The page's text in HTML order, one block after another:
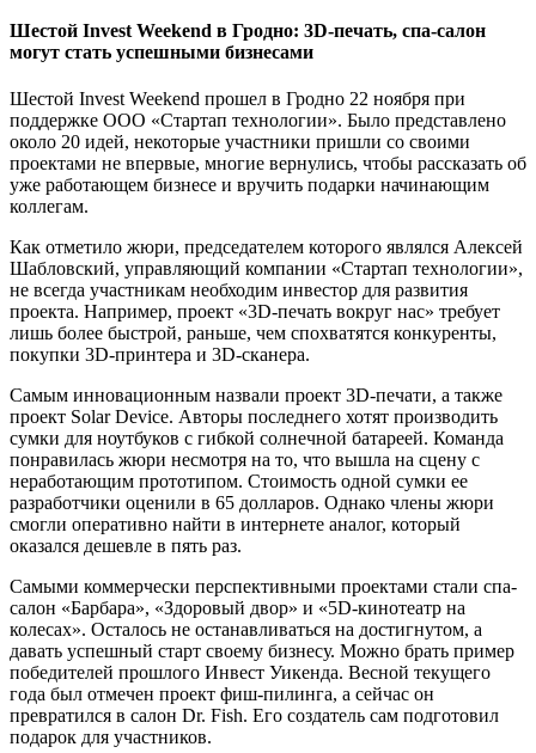
Шестой Invest Weekend в Гродно: 3D-печать, спа-салон
могут стать успешными бизнесами
Шестой Invest Weekend прошел в Гродно 22 ноября при
поддержке ООО «Стартап технологии». Было представлено
около 20 идей, некоторые участники пришли со своими
проектами не впервые, многие вернулись, чтобы рассказать об
уже работающем бизнесе и вручить подарки начинающим
коллегам.
Как отметило жюри, председателем которого являлся Алексей
Шабловский, управляющий компании «Стартап технологии»,
не всегда участникам необходим инвестор для развития
проекта. Например, проект «3D-печать вокруг нас» требует
лишь более быстрой, раньше, чем спохватятся конкуренты,
покупки 3D-принтера и 3D-сканера.
Самым инновационным назвали проект 3D-печати, а также
проект Solar Device. Авторы последнего хотят производить
сумки для ноутбуков с гибкой солнечной батареей. Команда
понравилась жюри несмотря на то, что вышла на сцену с
неработающим прототипом. Стоимость одной сумки ее
разработчики оценили в 65 долларов. Однако члены жюри
смогли оперативно найти в интернете аналог, который
оказался дешевле в пять раз.
Самыми коммерчески перспективными проектами стали спа-
салон «Барбара», «Здоровый двор» и «5D-кинотеатр на
колесах». Осталось не останавливаться на достигнутом, а
давать успешный старт своему бизнесу. Можно брать пример
победителей прошлого Инвест Уикенда. Весной текущего
года был отмечен проект фиш-пилинга, а сейчас он
превратился в салон Dr. Fish. Его создатель сам подготовил
подарок для участников.